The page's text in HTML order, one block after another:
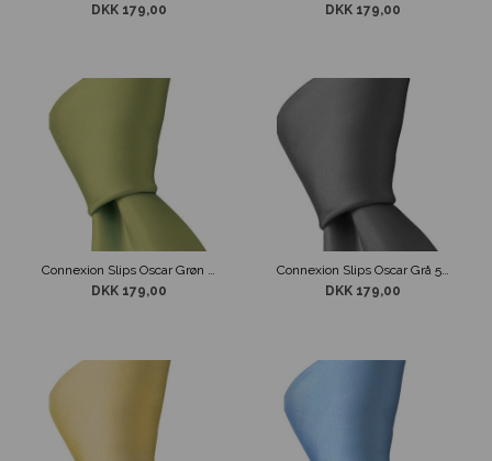
DKK 179,00
DKK 179,00
Connexion Slips Oscar Grøn 5 cm
DKK 179,00
Connexion Slips Oscar Grå 5cm
DKK 179,00